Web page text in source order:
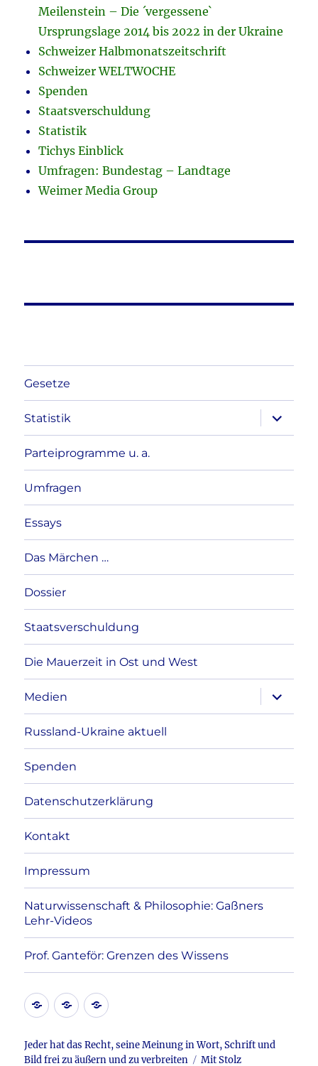
Meilenstein – Die ´vergessene`
Ursprungslage 2014 bis 2022 in der Ukraine
Schweizer Halbmonatszeitschrift
Schweizer WELTWOCHE
Spenden
Staatsverschuldung
Statistik
Tichys Einblick
Umfragen: Bundestag – Landtage
Weimer Media Group
Gesetze
Statistik
anzeigen
Parteiprogramme u. a.
Umfragen
Essays
Das Märchen …
Dossier
Staatsverschuldung
Die Mauerzeit in Ost und West
Medien
anzeigen
Russland-Ukraine aktuell
Spenden
Datenschutzerklärung
Kontakt
Impressum
Naturwissenschaft & Philosophie: Gaßners
Lehr-Videos
Prof. Ganteför: Grenzen des Wissens
KontaktDatenschutzerklärung
Impressum
Jeder hat das Recht, seine Meinung in Wort, Schrift und
Bild frei zu äußern und zu verbreiten
Mit Stolz